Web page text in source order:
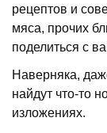
рецептов и
мяса, прочих
поделиться с
Наверняка,
найдут что-то
изложениях.